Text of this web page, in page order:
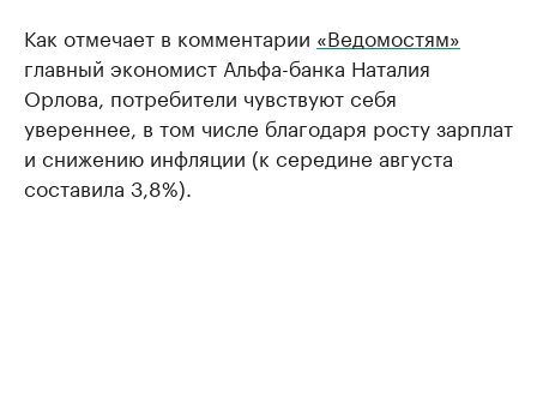
Как отмечает в комментарии «Ведомостям»
главный экономист Альфа-банка Наталия
Орлова, потребители чувствуют себя
увереннее, в том числе благодаря росту зарплат
и снижению инфляции (к середине августа
составила 3,8%).